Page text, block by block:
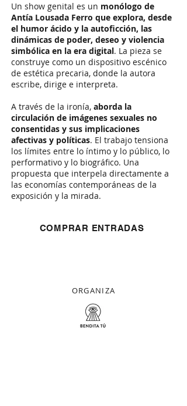
Un show genital es un monólogo de
Antía Lousada Ferro que explora, desde
el humor ácido y la autoficción, las
dinámicas de poder, deseo y violencia
simbólica en la era digital. La pieza se
construye como un dispositivo escénico
de estética precaria, donde la autora
escribe, dirige e interpreta.
A través de la ironía, aborda la
circulación de imágenes sexuales no
consentidas y sus implicaciones
afectivas y políticas. El trabajo tensiona
los límites entre lo íntimo y lo público, lo
performativo y lo biográfico. Una
propuesta que interpela directamente a
las economías contemporáneas de la
exposición y la mirada.
COMPRAR ENTRADAS
ORGANIZA